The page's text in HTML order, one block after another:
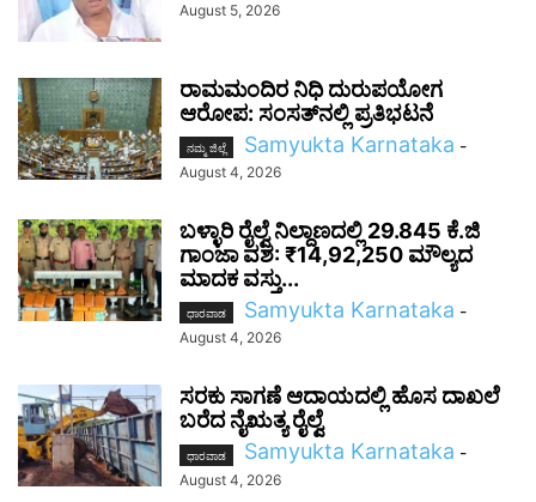
August 5, 2026
ರಾಮಮಂದಿರ ನಿಧಿ ದುರುಪಯೋಗ
ಆರೋಪ: ಸಂಸತ್‌ನಲ್ಲಿ ಪ್ರತಿಭಟನೆ
ನಮ್ಮ ಜಿಲ್ಲೆ Samyukta Karnataka -
August 4, 2026
ಬಳ್ಳಾರಿ ರೈಲ್ವೆ ನಿಲ್ದಾಣದಲ್ಲಿ 29.845 ಕೆ.ಜಿ
ಗಾಂಜಾ ವಶ: ₹14,92,250 ಮೌಲ್ಯದ
ಮಾದಕ ವಸ್ತು...
ಧಾರವಾಡ Samyukta Karnataka -
August 4, 2026
ಸರಕು ಸಾಗಣೆ ಆದಾಯದಲ್ಲಿ ಹೊಸ ದಾಖಲೆ
ಬರೆದ ನೈಋತ್ಯ ರೈಲ್ವೆ
ಧಾರವಾಡ Samyukta Karnataka -
August 4, 2026